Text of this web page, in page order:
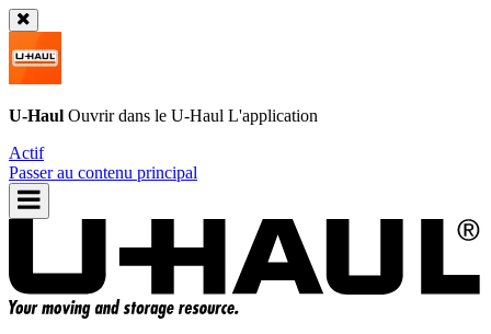
U-Haul Ouvrir dans le U-Haul L'application
Actif
Passer au contenu principal